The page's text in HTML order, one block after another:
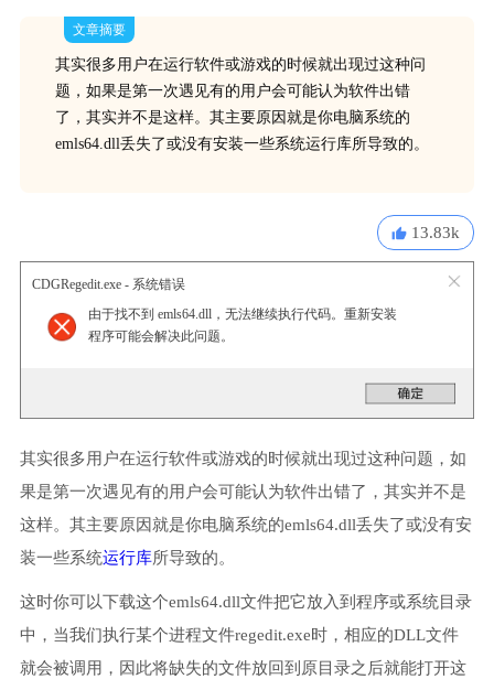
文章摘要
其实很多用户在运行软件或游戏的时候就出现过这种问
题，如果是第一次遇见有的用户会可能认为软件出错
了，其实并不是这样。其主要原因就是你电脑系统的
emls64.dll丢失了或没有安装一些系统运行库所导致的。
13.83k
CDGRegedit.exe - 系统错误
由于找不到 emls64.dll，无法继续执行代码。重新安装
程序可能会解决此问题。
其实很多用户在运行软件或游戏的时候就出现过这种问题，如
果是第一次遇见有的用户会可能认为软件出错了，其实并不是
这样。其主要原因就是你电脑系统的emls64.dll丢失了或没有安
装一些系统运行库所导致的。
这时你可以下载这个emls64.dll文件把它放入到程序或系统目录
中，当我们执行某个进程文件regedit.exe时，相应的DLL文件
就会被调用，因此将缺失的文件放回到原目录之后就能打开这